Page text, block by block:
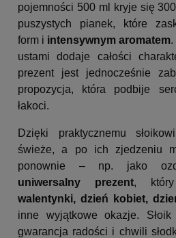
pojemności 500 ml kryje się
puszystych pianek, które
form i intensywnym aromatem.
ustami dodaje całości
prezent jest jednocześnie
propozycja, która podbije
łakoci.
Dzięki praktycznemu
świeże, a po ich zjedzeniu
ponownie – np. jako
uniwersalny prezent,
walentynki, dzień kobiet,
inne wyjątkowe okazje.
gwarancja radości i chwili